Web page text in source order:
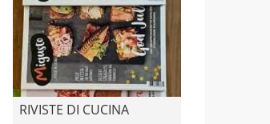
RIVISTE DI CUCINA